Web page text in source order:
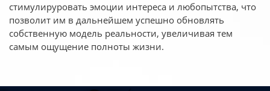
стимулируровать эмоции интереса и любопытства, что
позволит им в дальнейшем успешно обновлять
собственную модель реальности, увеличивая тем
самым ощущение полноты жизни.